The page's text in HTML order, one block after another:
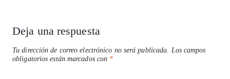
Deja una respuesta
Tu dirección de correo electrónico no será publicada.
Los campos
obligatorios están marcados con *